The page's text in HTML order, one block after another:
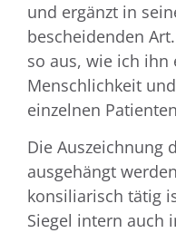
und ergänzt in
bescheidenden
so aus, wie ich
Menschlichkeit
einzelnen
Die Auszeichnung
ausgehängt
konsiliarisch tätig
Siegel intern auch